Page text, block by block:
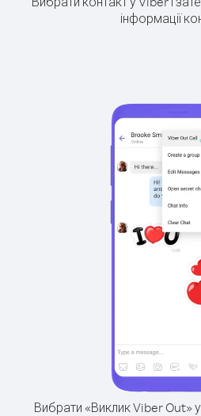
інформації
Вибрати «Виклик Viber Out»